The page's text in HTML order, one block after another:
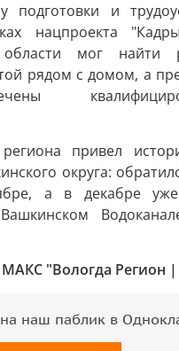
подготовки и
нацпроекта
мог найти
рядом с домом, а
привел
округа:
а в декабре
МАКС "Вологда Регион
наш паблик в